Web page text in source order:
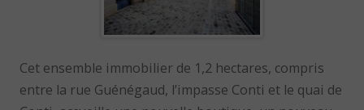
Cet ensemble immobilier de 1,2 hectares, compris
entre la rue Guénégaud, l’impasse Conti et le quai de